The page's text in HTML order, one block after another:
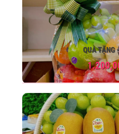
QUÀ TẶNG